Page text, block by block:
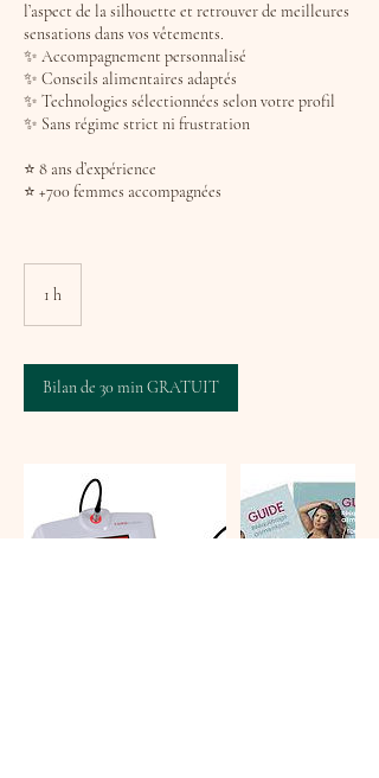
l’aspect de la silhouette et retrouver de meilleures
sensations dans vos vêtements.
✨ Accompagnement personnalisé
✨ Conseils alimentaires adaptés
✨ Technologies sélectionnées selon votre profil
✨ Sans régime strict ni frustration
⭐ 8 ans d’expérience
⭐ +700 femmes accompagnées
1 h
Bilan de 30 min GRATUIT